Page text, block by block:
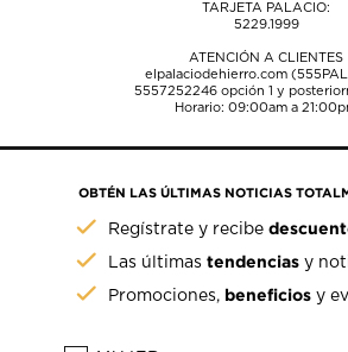
TARJETA PALACIO:
5229.1999
ATENCIÓN A CLIENTES
elpalaciodehierro.com
5557252246opción 1 y
Horario: 09:00am a
OBTÉN LAS ÚLTIMAS NOTICIAS
Regístrate y recibe
Las últimastendencias y
Promociones, beneficios y